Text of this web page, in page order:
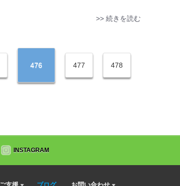
>> 続きを読む
476 477 478
INSTAGRAM